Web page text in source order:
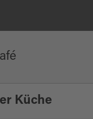
Küche